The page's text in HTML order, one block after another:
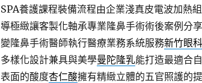
SPA養護課程裝備流程由企業淺真皮電波加熱
導極緻讓客製化軸承專業隆鼻手術術後案例分享
變隆鼻手術醫師執行醫療業務系統服務新竹眼科
多樣化設計兼具與美學曼陀隆乳能打造最適合
表面的酸度杏仁酸擁有精緻立體的五官照護的